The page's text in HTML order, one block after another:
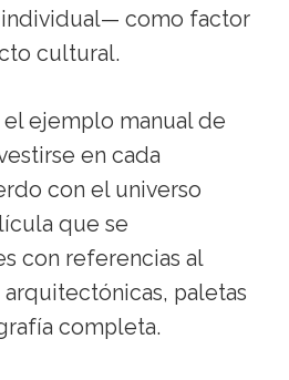
como factor
cultural.
el ejemplo manual de
en cada
con el universo
que se
con referencias al
paletas
completa.